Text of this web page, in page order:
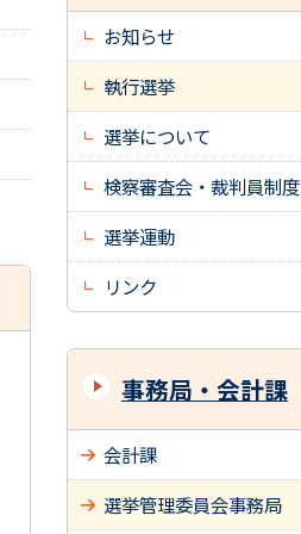
お知らせ
執行選挙
選挙について
検察審査会・裁判員制度
選挙運動
リンク
事務局・会計課
会計課
選挙管理委員会事務局